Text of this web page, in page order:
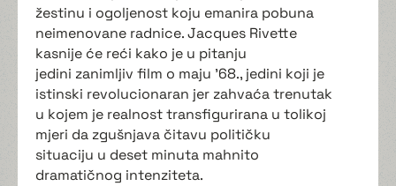
žestinu i ogoljenost koju emanira pobuna
neimenovane radnice. Jacques Rivette
kasnije će reći kako je u pitanju
jedini zanimljiv film o maju ’68., jedini koji je
istinski revolucionaran jer zahvaća trenutak
u kojem je realnost transfigurirana u tolikoj
mjeri da zgušnjava čitavu političku
situaciju u deset minuta mahnito
dramatičnog intenziteta.